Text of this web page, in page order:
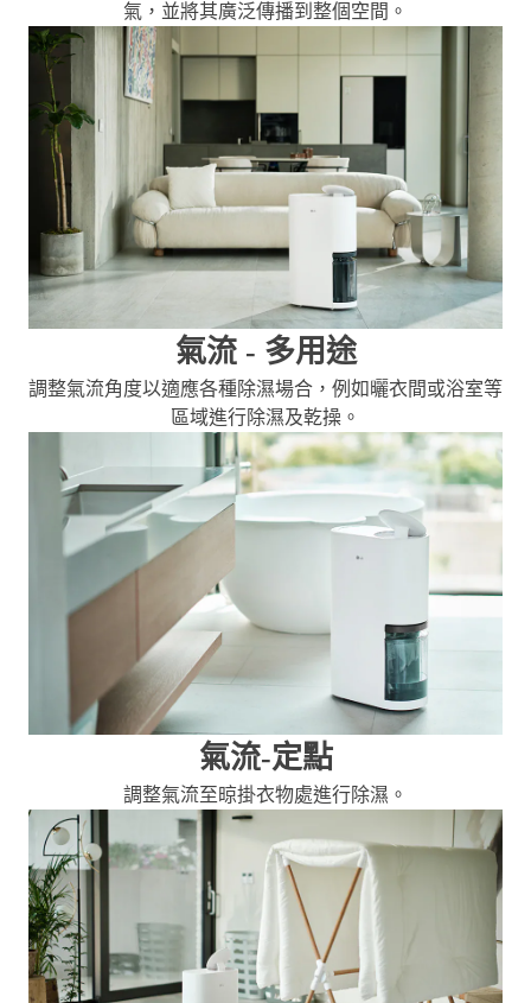
氣，並將其廣泛傳播到整個空間。
氣流 - 多用途
調整氣流角度以適應各種除濕場合，例如曬衣間或浴室等
區域進行除濕及乾操。
氣流-定點
調整氣流至晾掛衣物處進行除濕。